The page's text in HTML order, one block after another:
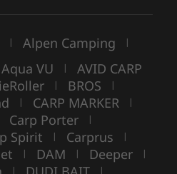
| Alpen Camping |
Aqua VU | AVID CARP
| BROS |
| CARP MARKER |
Carp Porter |
Spirit | Carprus |
| DAM | Deeper |
| |